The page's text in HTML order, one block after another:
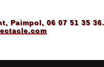
Paimpol, 06 07 51 35 36.